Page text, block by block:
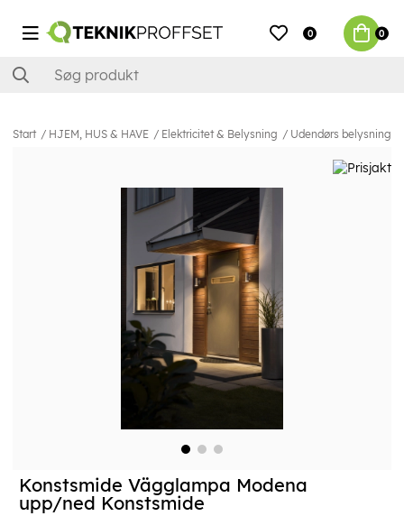
0 0
Start HJEM, HUS & HAVE Elektricitet & Belysning Udendørs belysning
Konstsmide Vägglampa Modena
upp/ned Konstsmide